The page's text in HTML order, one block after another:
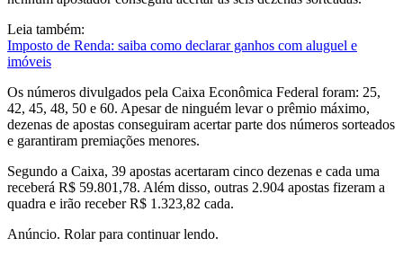
Leia também:
Imposto de Renda: saiba como declarar ganhos com aluguel e
imóveis
Os números divulgados pela Caixa Econômica Federal foram: 25,
42, 45, 48, 50 e 60. Apesar de ninguém levar o prêmio máximo,
dezenas de apostas conseguiram acertar parte dos números sorteados
e garantiram premiações menores.
Segundo a Caixa, 39 apostas acertaram cinco dezenas e cada uma
receberá R$ 59.801,78. Além disso, outras 2.904 apostas fizeram a
quadra e irão receber R$ 1.323,82 cada.
Anúncio. Rolar para continuar lendo.